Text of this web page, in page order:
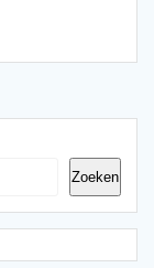
Zoeken